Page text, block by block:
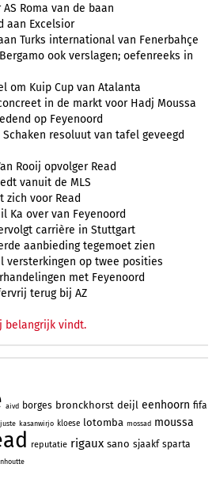
Roma van de baan
aan Excelsior
Turks international van Fenerbahçe
ook verslagen; oefenreeks in
om Kuip Cup van Atalanta
in de markt voor Hadj Moussa
op Feyenoord
resoluut van tafel geveegd
Rooij opvolger Read
vanuit de MLS
zich voor Read
Ka over van Feyenoord
carrière in Stuttgart
aanbieding tegemoet zien
versterkingen op twee posities
met Feyenoord
terug bij AZ
belangrijk vindt.
aivd borges bronckhorst deijl eenhoorn fifa
juste kasanwirjo kloese lotomba mossad moussa
reputatie rigaux sano sjaakf sparta